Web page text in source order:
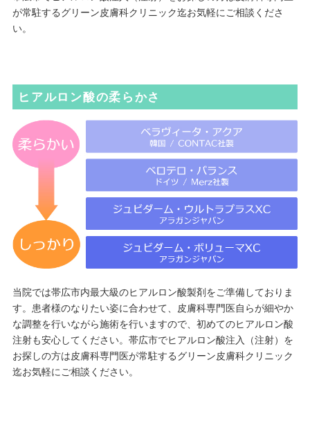
が常駐するグリーン皮膚科クリニック迄お気軽にご相談くださ
い。
ヒアルロン酸の柔らかさ
当院では帯広市内最大級のヒアルロン酸製剤をご準備しておりま
す。患者様のなりたい姿に合わせて、皮膚科専門医自らが細やか
な調整を行いながら施術を行いますので、初めてのヒアルロン酸
注射も安心してください。帯広市でヒアルロン酸注入（注射）を
お探しの方は皮膚科専門医が常駐するグリーン皮膚科クリニック
迄お気軽にご相談ください。